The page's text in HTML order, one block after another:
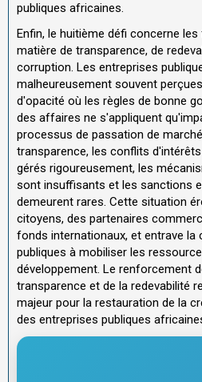
publiques africaines.
Enfin, le huitième défi concerne
matière de transparence, de
corruption. Les entreprises
malheureusement souvent
d'opacité où les règles de bonne
des affaires ne s'appliquent
processus de passation de
transparence, les conflits
gérés rigoureusement, les
sont insuffisants et les sanctions
demeurent rares. Cette situation
citoyens, des partenaires
fonds internationaux, et entrave la
publiques à mobiliser les
développement. Le renforcement
transparence et de la redevabilité
majeur pour la restauration de la
des entreprises publiques